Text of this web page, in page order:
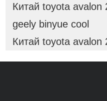
Китай toyota avalon
geely binyue cool
Китай toyota avalon